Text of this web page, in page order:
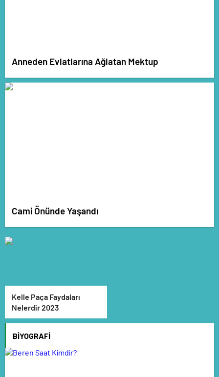
Anneden Evlatlarına Ağlatan Mektup
Cami Önünde Yaşandı
Kelle Paça Faydaları
Nelerdir 2023
BIYOGRAFI